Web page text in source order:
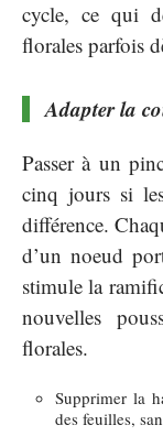
cycle, ce qui
florales parfois
Adapter la
Passer à un
cinq jours si
différence.
d’un noeud
stimule la
nouvelles
florales.
Supprimer la
des feuilles,